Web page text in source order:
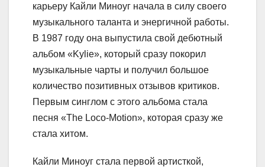
карьеру Кайли Миноуг начала в силу своего
музыкального таланта и энергичной работы.
В 1987 году она выпустила свой дебютный
альбом «Kylie», который сразу покорил
музыкальные чарты и получил большое
количество позитивных отзывов критиков.
Первым синглом с этого альбома стала
песня «The Loco-Motion», которая сразу же
стала хитом.
Кайли Миноуг стала первой артисткой,